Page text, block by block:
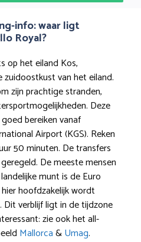
info: waar ligt
Royal?
op het eiland Kos,
van het eiland.
zijn prachtige stranden,
Deze
bereiken vanaf
Airport (KGS). Reken
50 minuten. De transfers
De meeste mensen
munt is de Euro
hoofdzakelijk wordt
Dit verblijf ligt in de tijdzone
zie ook het all-
Mallorca&Umag.